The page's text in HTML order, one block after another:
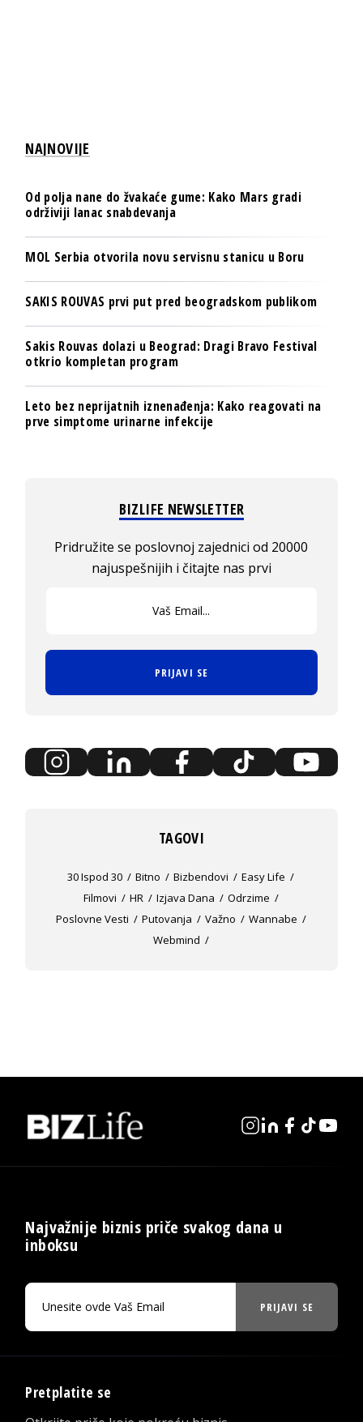
NAJNOVIJE
Od polja nane do žvakaće gume: Kako Mars gradi
održiviji lanac snabdevanja
MOL Serbia otvorila novu servisnu stanicu u Boru
SAKIS ROUVAS prvi put pred beogradskom publikom
Sakis Rouvas dolazi u Beograd: Dragi Bravo Festival
otkrio kompletan program
Leto bez neprijatnih iznenađenja: Kako reagovati na
prve simptome urinarne infekcije
BIZLIFE NEWSLETTER
Pridružite se poslovnoj zajednici od 20000
najuspešnijih i čitajte nas prvi
PRIJAVI SE
TAGOVI
30 Ispod 30 Bitno Bizbendovi
Easy Life
Filmovi
HR Izjava Dana
Odrzime
Poslovne Vesti
Putovanja Važno
Wannabe
Webmind
Najvažnije biznis priče svakog dana u
inboksu
PRIJAVI SE
Pretplatite se